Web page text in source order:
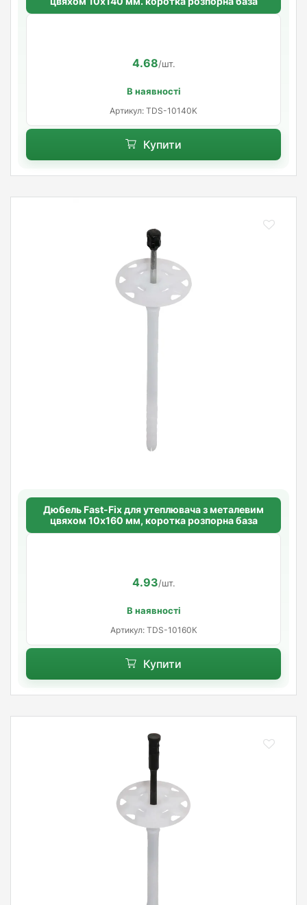
4.68/шт.
В наявності
Артикул: TDS-10140K
Купити
Дюбель Fast-Fix для утеплювача з металевим
цвяхом 10х160 мм, коротка розпорна база
4.93/шт.
В наявності
Артикул: TDS-10160К
Купити